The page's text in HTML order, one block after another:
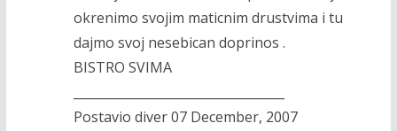
okrenimo svojim maticnim drustvima i tu
dajmo svoj nesebican doprinos .
BISTRO SVIMA
Postavio diver 07 December, 2007